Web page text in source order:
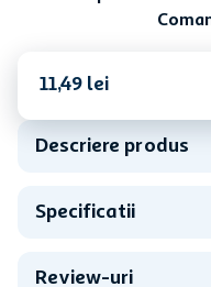
11,49 lei
Descriere produs
Specificatii
Review-uri